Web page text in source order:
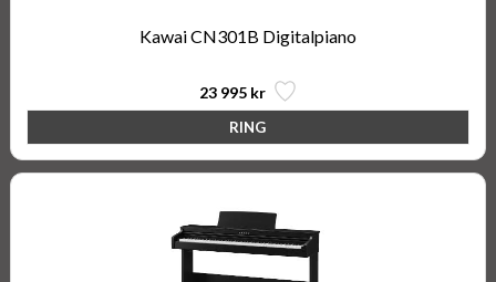
Kawai CN301B Digitalpiano
23 995 kr